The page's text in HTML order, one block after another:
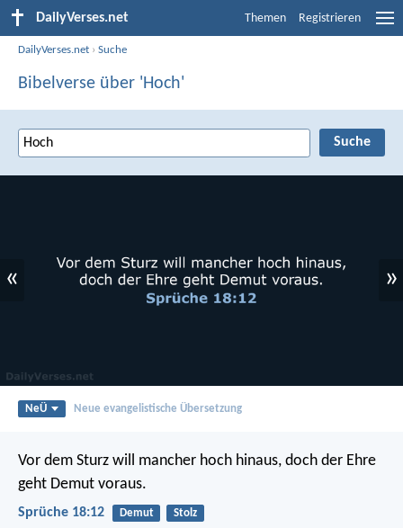
DailyVerses.net Themen Registrieren
DailyVerses.net ›Suche
Bibelverse über 'Hoch'
« »
NeÜ Neue evangelistische Übersetzung
Vor dem Sturz will mancher hoch hinaus, doch der Ehre
geht Demut voraus.
Sprüche 18:12 Demut Stolz